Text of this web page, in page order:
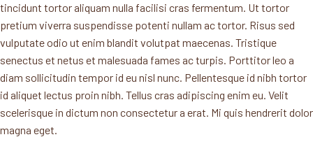
tincidunt tortor aliquam nulla facilisi cras fermentum. Ut tortor
pretium viverra suspendisse potenti nullam ac tortor. Risus sed
vulputate odio ut enim blandit volutpat maecenas. Tristique
senectus et netus et malesuada fames ac turpis. Porttitor leo a
diam sollicitudin tempor id eu nisl nunc. Pellentesque id nibh tortor
id aliquet lectus proin nibh. Tellus cras adipiscing enim eu. Velit
scelerisque in dictum non consectetur a erat. Mi quis hendrerit dolor
magna eget.